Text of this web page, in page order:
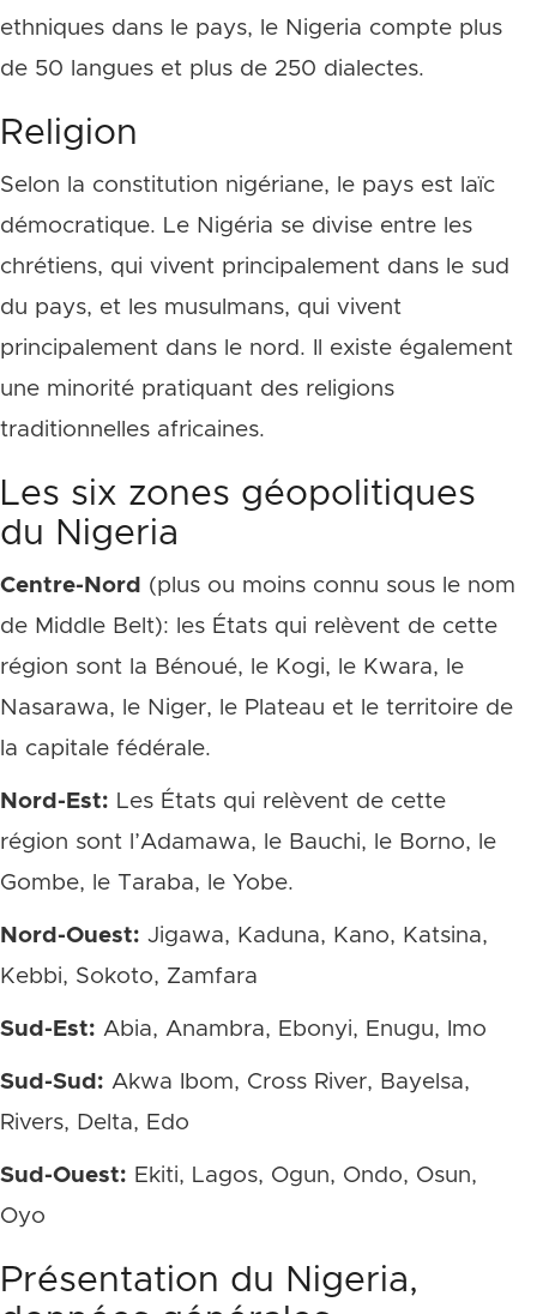
ethniques dans le pays, le Nigeria compte plus
de 50 langues et plus de 250 dialectes.
Religion
Selon la constitution nigériane, le pays est laïc
démocratique. Le Nigéria se divise entre les
chrétiens, qui vivent principalement dans le sud
du pays, et les musulmans, qui vivent
principalement dans le nord. Il existe également
une minorité pratiquant des religions
traditionnelles africaines.
Les six zones géopolitiques
du Nigeria
Centre-Nord (plus ou moins connu sous le nom
de Middle Belt): les États qui relèvent de cette
région sont la Bénoué, le Kogi, le Kwara, le
Nasarawa, le Niger, le Plateau et le territoire de
la capitale fédérale.
Nord-Est: Les États qui relèvent de cette
région sont l’Adamawa, le Bauchi, le Borno, le
Gombe, le Taraba, le Yobe.
Nord-Ouest: Jigawa, Kaduna, Kano, Katsina,
Kebbi, Sokoto, Zamfara
Sud-Est: Abia, Anambra, Ebonyi, Enugu, Imo
Sud-Sud: Akwa Ibom, Cross River, Bayelsa,
Rivers, Delta, Edo
Sud-Ouest: Ekiti, Lagos, Ogun, Ondo, Osun,
Oyo
Présentation du Nigeria,